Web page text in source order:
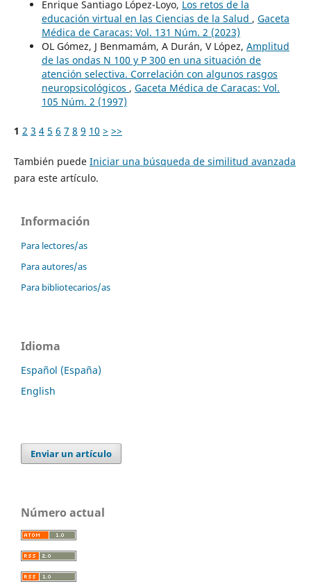
Enrique Santiago López-Loyo, Los retos de la
educación virtual en las Ciencias de la Salud , Gaceta
Médica de Caracas: Vol. 131 Núm. 2 (2023)
OL Gómez, J Benmamám, A Durán, V López, Amplitud
de las ondas N 100 y P 300 en una situación de
atención selectiva. Correlación con algunos rasgos
neuropsicológicos , Gaceta Médica de Caracas: Vol.
105 Núm. 2 (1997)
1 2 3 4 5 6 7 8 9 10 > >>
También puede Iniciar una búsqueda de similitud avanzada
para este artículo.
Información
Para lectores/as
Para autores/as
Para bibliotecarios/as
Idioma
Español (España)
English
Enviar un artículo
Número actual